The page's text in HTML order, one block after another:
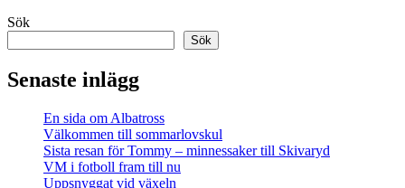
Sök
Sök
Senaste inlägg
En sida om Albatross
Välkommen till sommarlovskul
Sista resan för Tommy – minnessaker till Skivaryd
VM i fotboll fram till nu
Uppsnyggat vid växeln